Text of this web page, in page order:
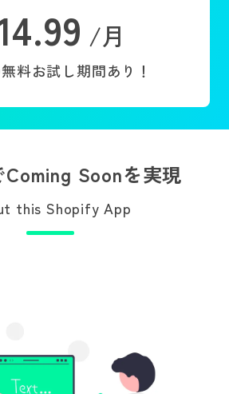
/月
料お試し期間あり！
Soonを実現
this Shopify App